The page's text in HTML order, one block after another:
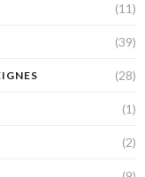
(11)
(39)
(28)
(1)
(2)